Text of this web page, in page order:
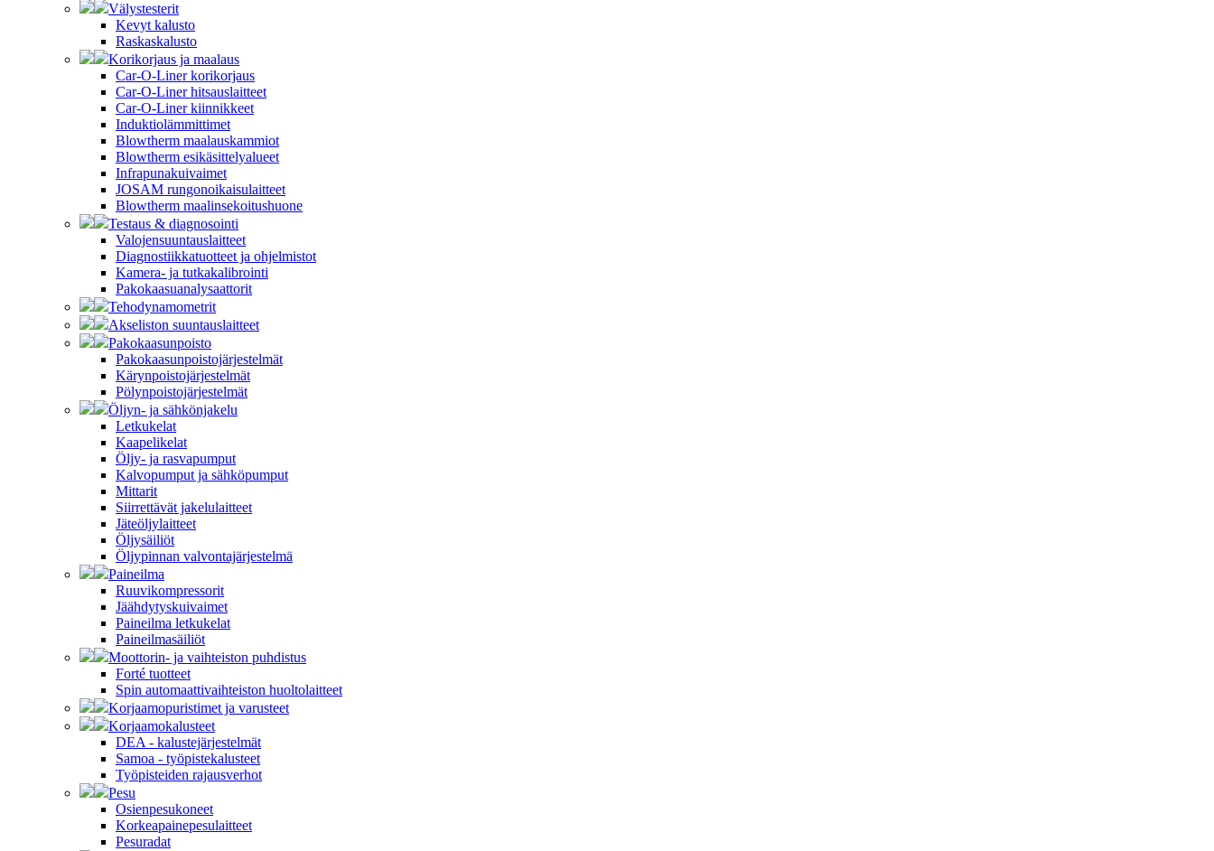
Välystesterit
Kevyt kalusto
Raskaskalusto
Korikorjaus ja maalaus
Car-O-Liner korikorjaus
Car-O-Liner hitsauslaitteet
Car-O-Liner kiinnikkeet
Induktiolämmittimet
Blowtherm maalauskammiot
Blowtherm esikäsittelyalueet
Infrapunakuivaimet
JOSAM rungonoikaisulaitteet
Blowtherm maalinsekoitushuone
Testaus & diagnosointi
Valojensuuntauslaitteet
Diagnostiikkatuotteet ja ohjelmistot
Kamera- ja tutkakalibrointi
Pakokaasuanalysaattorit
Tehodynamometrit
Akseliston suuntauslaitteet
Pakokaasunpoisto
Pakokaasunpoistojärjestelmät
Kärynpoistojärjestelmät
Pölynpoistojärjestelmät
Öljyn- ja sähkönjakelu
Letkukelat
Kaapelikelat
Öljy- ja rasvapumput
Kalvopumput ja sähköpumput
Mittarit
Siirrettävät jakelulaitteet
Jäteöljylaitteet
Öljysäiliöt
Öljypinnan valvontajärjestelmä
Paineilma
Ruuvikompressorit
Jäähdytyskuivaimet
Paineilma letkukelat
Paineilmasäiliöt
Moottorin- ja vaihteiston puhdistus
Forté tuotteet
Spin automaattivaihteiston huoltolaitteet
Korjaamopuristimet ja varusteet
Korjaamokalusteet
DEA - kalustejärjestelmät
Samoa - työpistekalusteet
Työpisteiden rajausverhot
Pesu
Osienpesukoneet
Korkeapainepesulaitteet
Pesuradat